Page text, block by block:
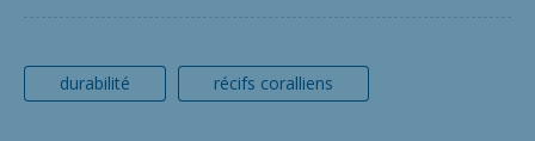
durabilité récifs coralliens